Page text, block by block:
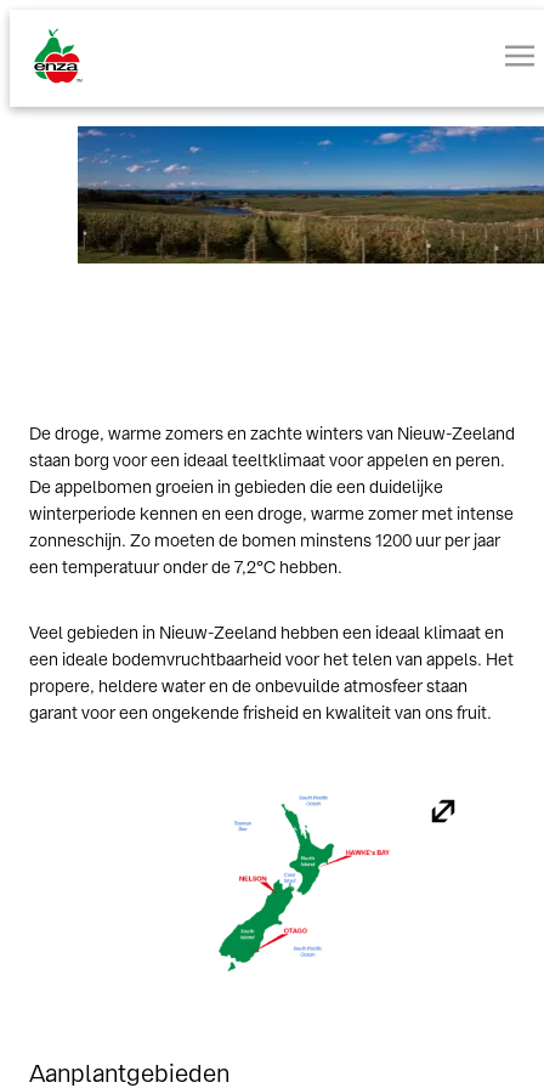
De droge, warme zomers en zachte winters van Nieuw-Zeeland
staan borg voor een ideaal teeltklimaat voor appelen en peren.
De appelbomen groeien in gebieden die een duidelijke
winterperiode kennen en een droge, warme zomer met intense
zonneschijn. Zo moeten de bomen minstens 1200 uur per jaar
een temperatuur onder de 7,2°C hebben.
Veel gebieden in Nieuw-Zeeland hebben een ideaal klimaat en
een ideale bodemvruchtbaarheid voor het telen van appels. Het
propere, heldere water en de onbevuilde atmosfeer staan
garant voor een ongekende frisheid en kwaliteit van ons fruit.
Aanplantgebieden